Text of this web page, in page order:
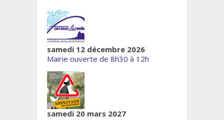
samedi 12 décembre 2026
Mairie ouverte de 8h30 à 12h
samedi 20 mars 2027